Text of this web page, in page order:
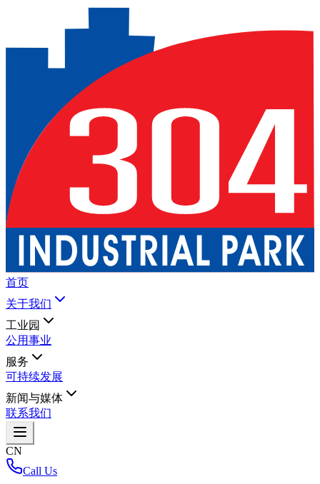
首页
关于我们
工业园
公用事业
服务
可持续发展
新闻与媒体
联系我们
CN
Call Us